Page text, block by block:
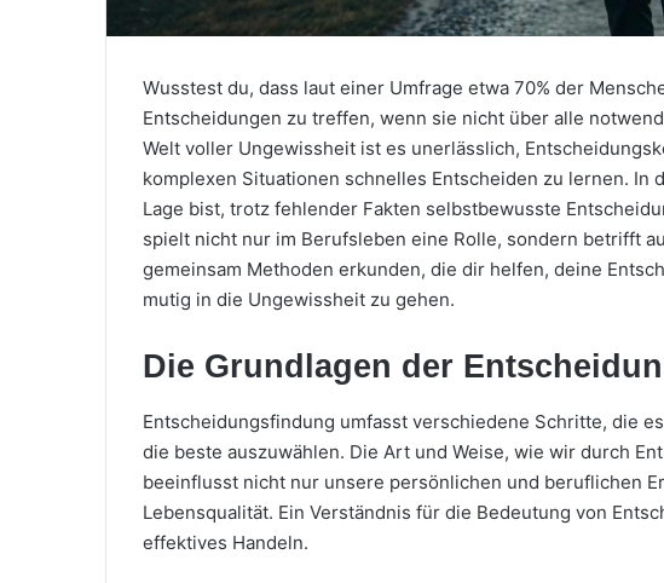
Wusstest du, dass laut einer Umfrage etwa 70% der
Entscheidungen zu treffen, wenn sie nicht über alle
Welt voller Ungewissheit ist es unerlässlich,
komplexen Situationen schnelles Entscheiden zu lernen.
Lage bist, trotz fehlender Fakten selbstbewusste
spielt nicht nur im Berufsleben eine Rolle, sondern betrifft
gemeinsam Methoden erkunden, die dir helfen, deine
mutig in die Ungewissheit zu gehen.
Die Grundlagen der
Entscheidungsfindung umfasst verschiedene Schritte, die
die beste auszuwählen. Die Art und Weise, wie wir durch
beeinflusst nicht nur unsere persönlichen und beruflichen
Lebensqualität. Ein Verständnis für die Bedeutung von
effektives Handeln.